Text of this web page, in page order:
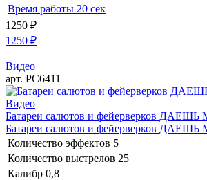
Время работы 20 сек
1250 ₽
1250 ₽
Видео
арт. РС6411
Видео
Батареи салютов и фейерверков
Батареи салютов и фейерверков
Количество эффектов 5
Количество выстрелов 25
Калибр 0,8